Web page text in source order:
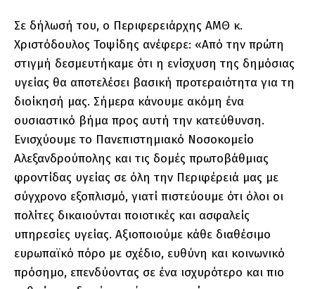
Σε δήλωσή του, ο Περιφερειάρχης ΑΜΘ κ.
Χριστόδουλος Τοψίδης ανέφερε: «Από την πρώτη
στιγμή δεσμευτήκαμε ότι η ενίσχυση της δημόσιας
υγείας θα αποτελέσει βασική προτεραιότητα για τη
διοίκησή μας. Σήμερα κάνουμε ακόμη ένα
ουσιαστικό βήμα προς αυτή την κατεύθυνση.
Ενισχύουμε το Πανεπιστημιακό Νοσοκομείο
Αλεξανδρούπολης και τις δομές πρωτοβάθμιας
φροντίδας υγείας σε όλη την Περιφέρειά μας με
σύγχρονο εξοπλισμό, γιατί πιστεύουμε ότι όλοι οι
πολίτες δικαιούνται ποιοτικές και ασφαλείς
υπηρεσίες υγείας. Αξιοποιούμε κάθε διαθέσιμο
ευρωπαϊκό πόρο με σχέδιο, ευθύνη και κοινωνικό
πρόσημο, επενδύοντας σε ένα ισχυρότερο και πιο